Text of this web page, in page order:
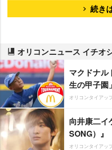
続き
オリコンニュース イチオ
マクドナル
生の甲子園」
オリコンタイアッ
向井康二イ
SONG）』
オリコンタイアッ